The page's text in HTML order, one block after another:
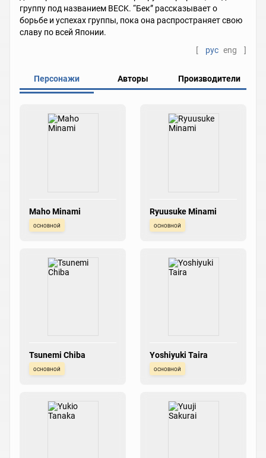
группу под названием BECK. “Бек” рассказывает о
борьбе и успехах группы, пока она распространяет свою
славу по всей Японии.
[
рус eng ]
Персонажи Авторы Производители
Maho Minami
основной
Ryuusuke Minami
основной
Tsunemi Chiba
основной
Yoshiyuki Taira
основной